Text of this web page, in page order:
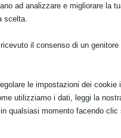
ad analizzare e migliorare la
scelta.
il consenso di un
le impostazioni dei cookie
utilizziamo i dati, leggi la
qualsiasi momento facendo clic